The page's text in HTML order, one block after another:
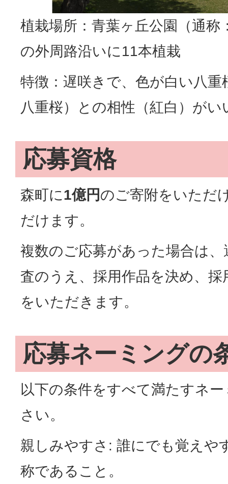
植栽場所：青葉ヶ丘公園（通称
の外周路沿いに11本植栽
特徴：遅咲きで、色が白い八重
八重桜）との相性（紅白）がい
応募資格
森町に1億円のご寄附をいただ
だけます。
複数のご応募があった場合は
査のうえ、採用作品を決め、
をいただきます。
応募ネーミングの
以下の条件をすべて満たすネ
さい。
親しみやすさ: 誰にでも覚えや
称であること。